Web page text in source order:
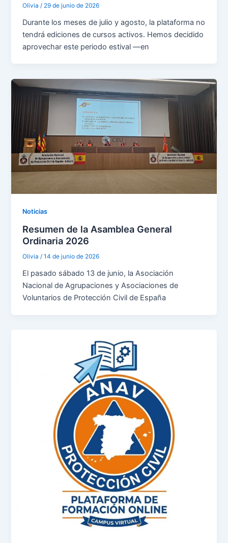
Olivia / 29 de junio de 2026
Durante los meses de julio y agosto, la plataforma no
tendrá ediciones de cursos activos. Hemos decidido
aprovechar este periodo estival —en
Noticias
Resumen de la Asamblea General
Ordinaria 2026
Olivia/14 de junio de 2026
El pasado sábado 13 de junio, la Asociación
Nacional de Agrupaciones y Asociaciones de
Voluntarios de Protección Civil de España